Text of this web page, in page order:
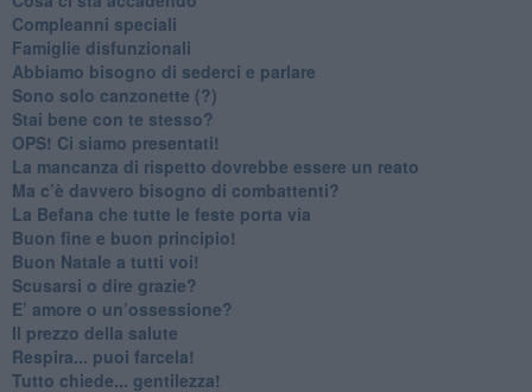
​Compleanni speciali
​Famiglie disfunzionali
​Abbiamo bisogno di sederci e parlare
Sono solo canzonette (?)
​Stai bene con te stesso?
​OPS! Ci siamo presentati!
​La mancanza di rispetto dovrebbe essere un reato
​Ma c’è davvero bisogno di combattenti?
​La Befana che tutte le feste porta via
Buon fine e buon principio!
​Buon Natale a tutti voi!
​Scusarsi o dire grazie?
​E’ amore o un’ossessione?
​Il prezzo della salute
​Respira... puoi farcela!
​Tutto chiede... gentilezza!